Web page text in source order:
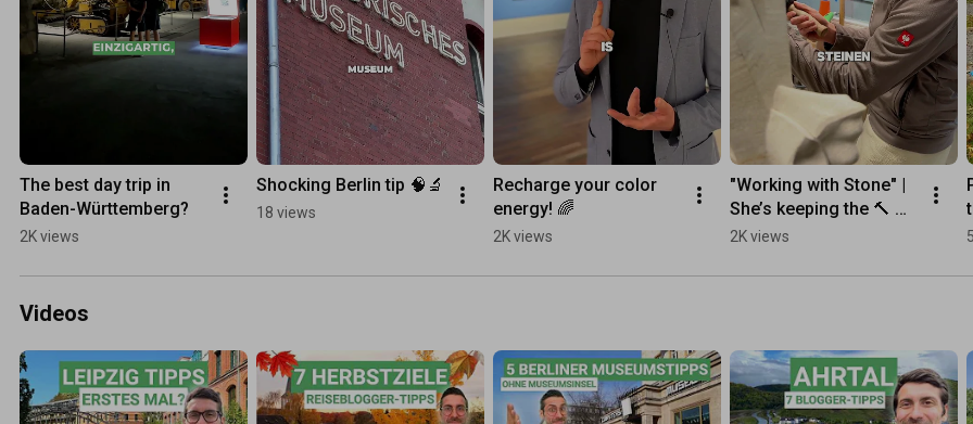
The best day trip in
Baden-Württemberg?
2K views
Shocking Berlin tip 🧠🔬
18 views
Recharge your color
energy! 🌈
2K views
"Working with Stone" |
She’s keeping the 🔨
craft alive
2K views
Videos